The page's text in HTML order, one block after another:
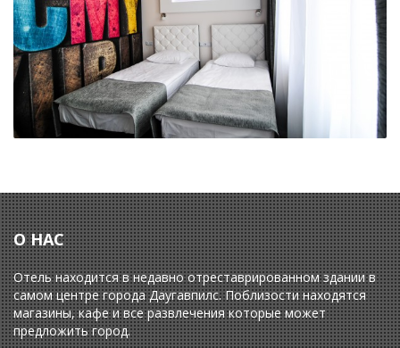
О НАС
Отель находится в недавно отреставрированном здании в
самом центре города Даугавпилс. Поблизости находятся
магазины, кафе и все развлечения которые может
предложить город.